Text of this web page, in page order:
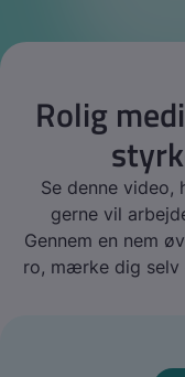
Rolig
Se denne video,
gerne vil
Gennem en nem
ro, mærke dig selv